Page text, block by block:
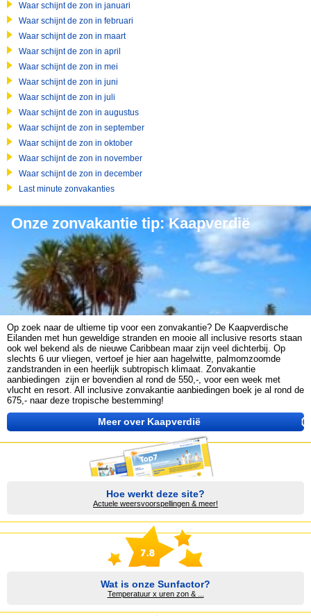
Waar schijnt de zon in januari
Waar schijnt de zon in februari
Waar schijnt de zon in maart
Waar schijnt de zon in april
Waar schijnt de zon in mei
Waar schijnt de zon in juni
Waar schijnt de zon in juli
Waar schijnt de zon in augustus
Waar schijnt de zon in september
Waar schijnt de zon in oktober
Waar schijnt de zon in november
Waar schijnt de zon in december
Last minute zonvakanties
Onze zonvakantie tip: Kaapverdië
Op zoek naar de ultieme tip voor een zonvakantie? De Kaapverdische
Eilanden met hun geweldige stranden en mooie all inclusive resorts staan
ook wel bekend als de nieuwe Caribbean maar zijn veel dichterbij. Op
slechts 6 uur vliegen, vertoef je hier aan hagelwitte, palmomzoomde
zandstranden in een heerlijk subtropisch klimaat. Zonvakantie
aanbiedingen zijn er bovendien al rond de 550,-, voor een week met
vlucht en resort. All inclusive zonvakantie aanbiedingen boek je al rond de
675,- naar deze tropische bestemming!
Meer over Kaapverdië
Hoe werkt deze site?
Actuele weersvoorspellingen & meer!
Wat is onze Sunfactor?
Temperatuur x uren zon & ...